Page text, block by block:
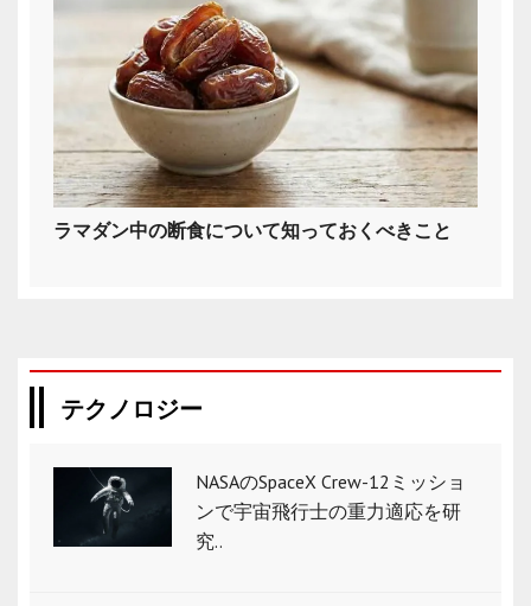
ラマダン中の断食について知っておくべきこと
テクノロジー
NASAのSpaceX Crew-12ミッショ
ンで宇宙飛行士の重力適応を研
究..